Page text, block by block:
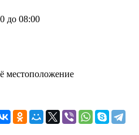
до 08:00
местоположение